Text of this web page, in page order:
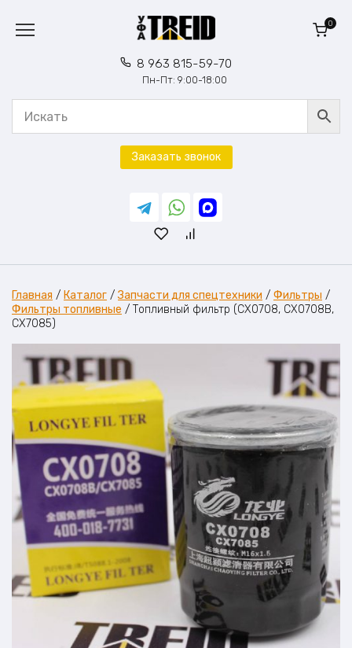
содержанию
8 963 815-59-70
Пн-Пт: 9:00-18:00
0
Заказать звонок
Главная / Каталог /Запчасти для спецтехники / Фильтры /
Фильтры топливные / Топливный фильтр (CX0708, CX0708B,
CX7085)